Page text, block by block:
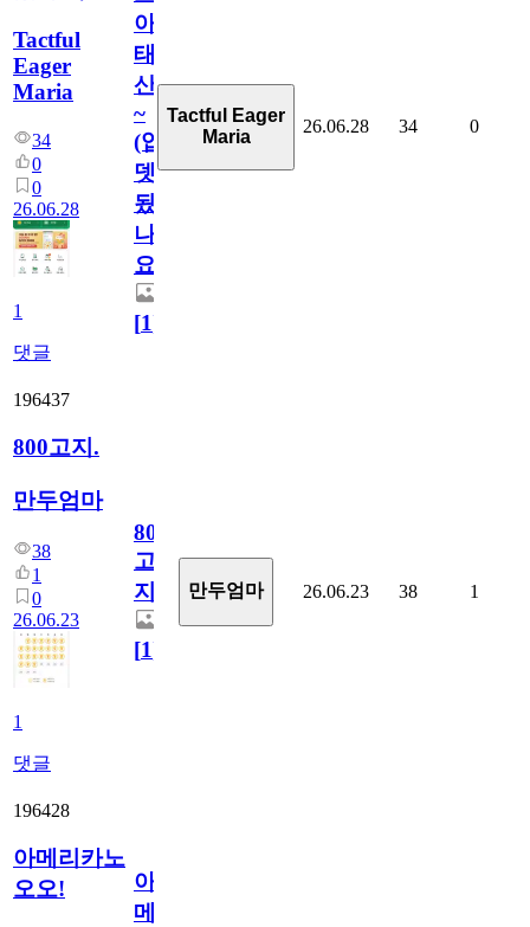
Tactful
Eager
Maria
34
0
0
26.06.28
1
댓글
아
태
산
~
(업
뎃
됬
나
요)
[1]
Tactful Eager
Maria
26.06.28 34 0
196437
800고지.
만두엄마
38
1
0
26.06.23
1
댓글
800
고
지.
[1]
만두엄마 26.06.23 38 1
196428
아메리카노
오오!
아
메